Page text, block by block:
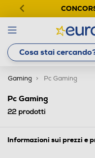
Gaming Pc Gaming
Pc Gaming
22prodotti
Informazioni sui prezzi e